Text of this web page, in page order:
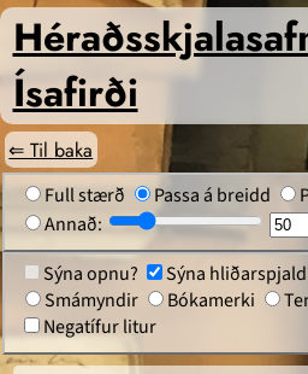
Ísafirði
⇐ Til baka
Full stærð Passa á breidd
Annað:
Sýna opnu?
Sýna
Smámyndir
Bókamerki
Negatífur litur